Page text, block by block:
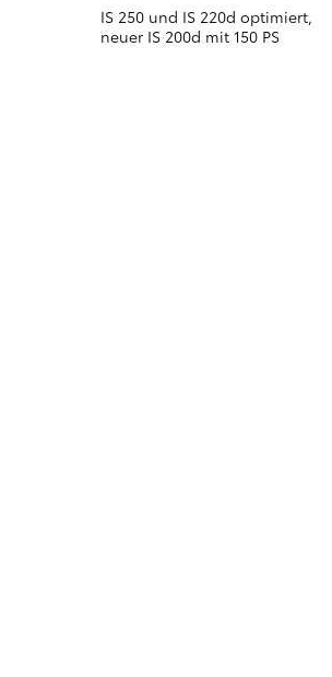
IS 250 und IS 220d optimiert,
neuer IS 200d mit 150 PS